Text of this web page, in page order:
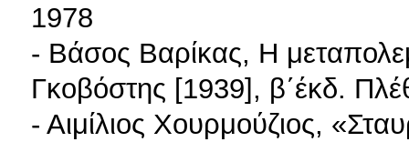
1978
- Βάσος Βαρίκας, Η
Γκοβόστης [1939], β΄έκδ.
- Αιμίλιος Χουρμούζιος,